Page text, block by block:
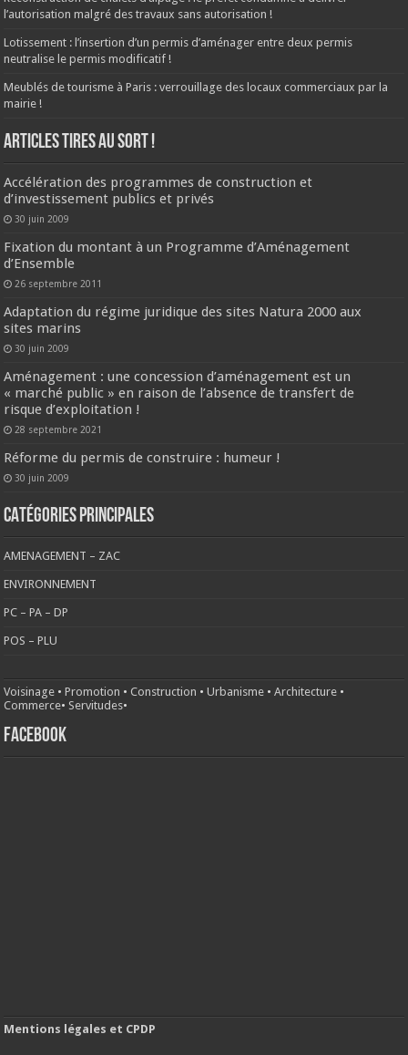
l’autorisation malgré des travaux sans autorisation !
Lotissement : l’insertion d’un permis d’aménager entre deux permis
neutralise le permis modificatif !
Meublés de tourisme à Paris : verrouillage des locaux commerciaux par la
mairie !
ARTICLES TIRES AU SORT !
Accélération des programmes de construction et
d’investissement publics et privés
30 juin 2009
Fixation du montant à un Programme d’Aménagement
d’Ensemble
26 septembre 2011
Adaptation du régime juridique des sites Natura 2000 aux
sites marins
30 juin 2009
Aménagement : une concession d’aménagement est un
« marché public » en raison de l’absence de transfert de
risque d’exploitation !
28 septembre 2021
Réforme du permis de construire : humeur !
30 juin 2009
CATÉGORIES PRINCIPALES
AMENAGEMENT – ZAC
ENVIRONNEMENT
PC – PA – DP
POS – PLU
Voisinage •Promotion •Construction •Urbanisme •Architecture •
Commerce• Servitudes•
FACEBOOK
Mentions légales et CPDP